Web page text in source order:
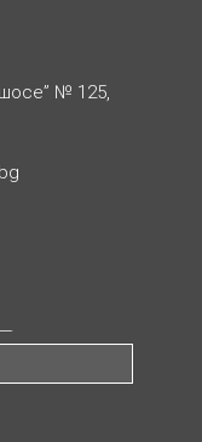
№ 125,